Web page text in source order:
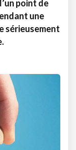
point de
une
sérieusement